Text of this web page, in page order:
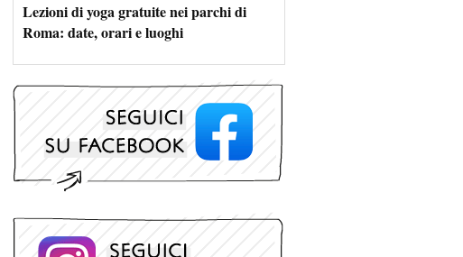
Lezioni di yoga gratuite nei parchi di
Roma: date, orari e luoghi